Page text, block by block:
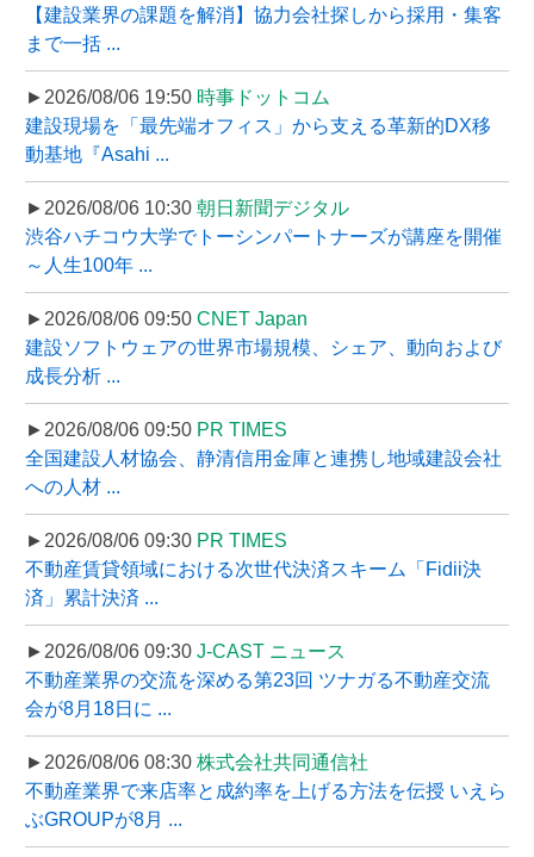
【建設業界の課題を解消】協力会社探しから採用・集客
まで一括 ...
►2026/08/06 19:50 時事ドットコム
建設現場を「最先端オフィス」から支える革新的DX移
動基地『Asahi ...
►2026/08/06 10:30 朝日新聞デジタル
渋谷ハチコウ大学でトーシンパートナーズが講座を開催
～人生100年 ...
►2026/08/06 09:50 CNET Japan
建設ソフトウェアの世界市場規模、シェア、動向および
成長分析 ...
►2026/08/06 09:50 PR TIMES
全国建設人材協会、静清信用金庫と連携し地域建設会社
への人材 ...
►2026/08/06 09:30 PR TIMES
不動産賃貸領域における次世代決済スキーム「Fidii決
済」累計決済 ...
►2026/08/06 09:30 J-CAST ニュース
不動産業界の交流を深める第23回 ツナガる不動産交流
会が8月18日に ...
►2026/08/06 08:30 株式会社共同通信社
不動産業界で来店率と成約率を上げる方法を伝授 いえら
ぶGROUPが8月 ...